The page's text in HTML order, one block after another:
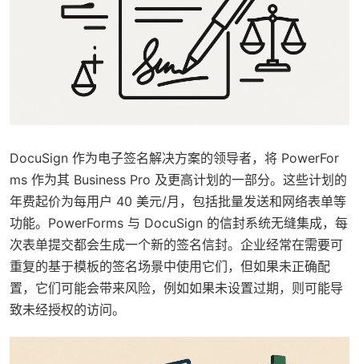
DocuSign 作为电子签名解决方案的领导者，将 PowerFor
ms 作为其 Business Pro 及更高计划的一部分。这些计划的
年费起价为每用户 40 美元/月，包括批量发送和网络表单等
功能。PowerForms 与 DocuSign 的信封系统无缝集成，每
次表单提交都会生成一个新的签名信封。企业经常在需要可
重复的基于模板的签名场景中使用它们，但如果未正确配
置，它们可能会带来风险，例如如果未设置过期，则可能导
致未经授权的访问。